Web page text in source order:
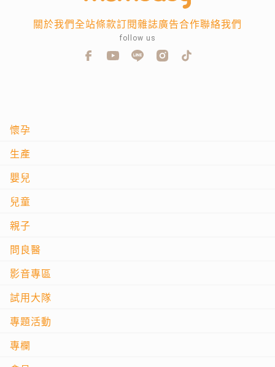
懷孕
生產
嬰兒
兒童
親子
問良醫
影音專區
試用大隊
專題活動
專欄
關於我們全站條款訂閱雜誌廣告合作聯絡我們
follow us